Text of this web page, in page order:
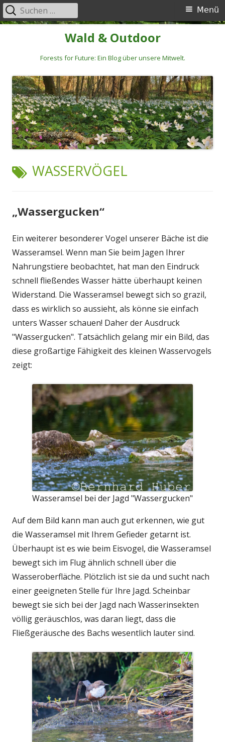
Wald & Outdoor
Forests for Future: Ein Blog über unsere Mitwelt.
Primäres
Menü
Suchen
nach:
SCHLAGWORT:
WASSERVÖGEL
„Wassergucken“
Ein weiterer besonderer Vogel unserer Bäche ist die
Wasseramsel. Wenn man Sie beim Jagen Ihrer
Nahrungstiere beobachtet, hat man den Eindruck
schnell fließendes Wasser hätte überhaupt keinen
Widerstand. Die Wasseramsel bewegt sich so grazil,
dass es wirklich so aussieht, als könne sie einfach
unters Wasser schauen! Daher der Ausdruck
"Wassergucken". Tatsächlich gelang mir ein Bild, das
diese großartige Fähigkeit des kleinen Wasservogels
zeigt:
Wasseramsel bei der Jagd "Wassergucken"
Auf dem Bild kann man auch gut erkennen, wie gut
die Wasseramsel mit Ihrem Gefieder getarnt ist.
Überhaupt ist es wie beim Eisvogel, die Wasseramsel
bewegt sich im Flug ähnlich schnell über die
Wasseroberfläche. Plötzlich ist sie da und sucht nach
einer geeigneten Stelle für Ihre Jagd. Scheinbar
bewegt sie sich bei der Jagd nach Wasserinsekten
völlig geräuschlos, was daran liegt, dass die
Fließgeräusche des Bachs wesentlich lauter sind.